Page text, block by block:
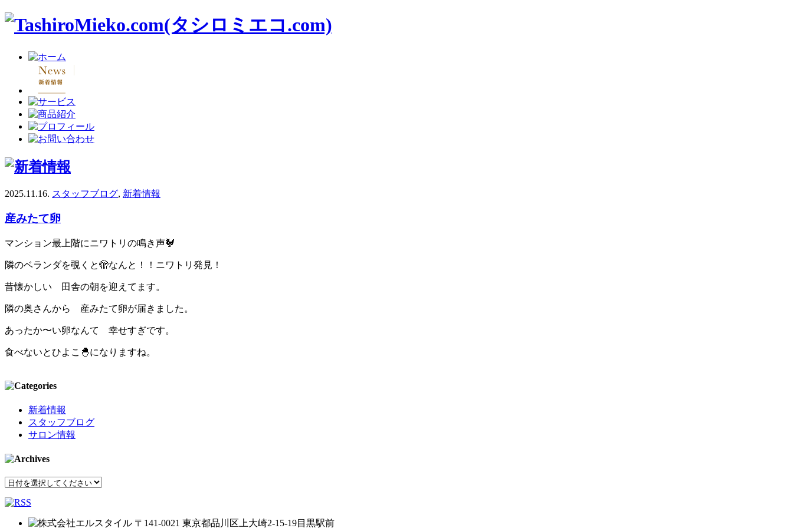
2025.11.16. スタッフブログ, 新着情報
産みたて卵
マンション最上階にニワトリの鳴き声🐓
隣のベランダを覗くと🫣なんと！！ニワトリ発見！
昔懐かしい 田舎の朝を迎えてます。
隣の奥さんから 産みたて卵が届きました。
あったか〜い卵なんて 幸せすぎです。
食べないとひよこ🐣になりますね。
新着情報
スタッフブログ
サロン情報